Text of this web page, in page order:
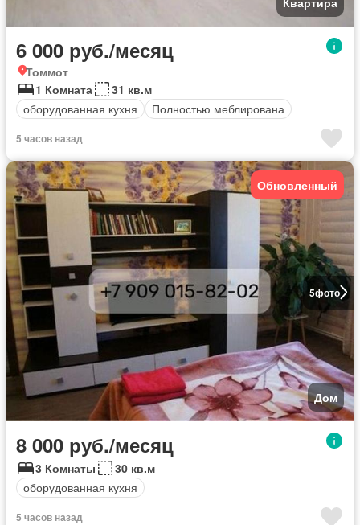
6 000 руб./месяц
Томмот
1 Комната
31 кв.м
оборудованная кухня
Полностью меблирована
5 часов назад
5фото
Обновленный
Дом
8 000 руб./месяц
3 Комнаты
30 кв.м
оборудованная кухня
5 часов назад